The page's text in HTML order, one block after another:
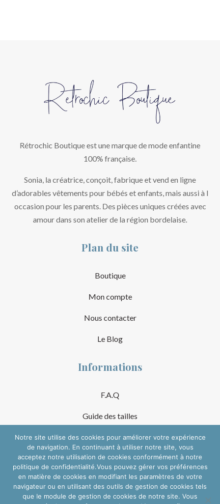
Rétrochic Boutique est une marque de mode enfantine
100% française.
Sonia, la créatrice, conçoit, fabrique et vend en ligne
d’adorables vêtements pour bébés et enfants, mais aussi à l
occasion pour les parents. Des pièces uniques créées avec
amour dans son atelier de la région bordelaise.
Plan du site
Boutique
Mon compte
Nous contacter
Le Blog
Informations
F.A.Q
Guide des tailles
Mentions Légales
Conditions Générales de Vente
Suivre sur les réseaux
Notre site utilise des cookies pour améliorer votre expérience
de navigation. En continuant à utiliser notre site, vous
acceptez notre utilisation de cookies conformément à notre
politique de confidentialité.Vous pouvez gérer vos préférences
en matière de cookies en modifiant les paramètres de votre
navigateur ou en utilisant des outils de gestion de cookies tels
que le module de gestion de cookies de notre site. Vous